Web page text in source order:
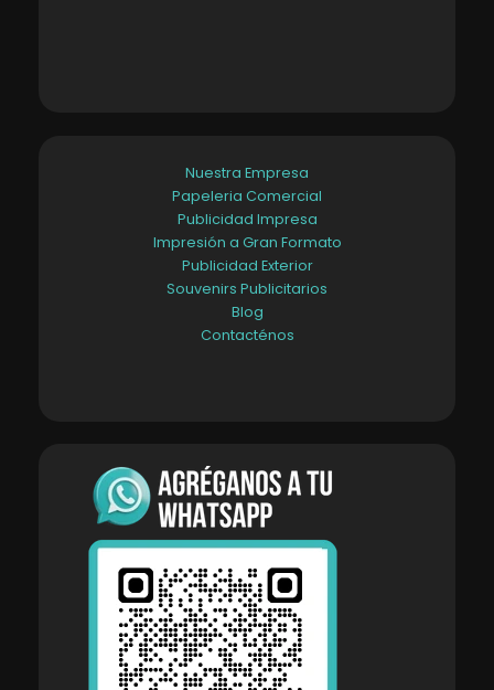
Nuestra Empresa
Papeleria Comercial
Publicidad Impresa
Impresión a Gran Formato
Publicidad Exterior
Souvenirs Publicitarios
Blog
Contacténos